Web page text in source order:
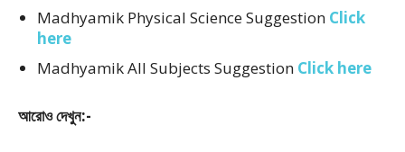
Madhyamik Physical Science Suggestion Click
here
Madhyamik All Subjects Suggestion Click here
আরোও দেখুন:-